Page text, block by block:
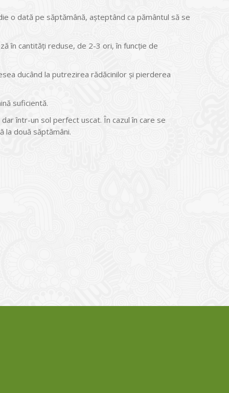
o dată pe săptămână, aşteptând ca pământul să se
în cantităţi reduse, de 2-3 ori, în funcţie de
ducând la putrezirea rădăcinilor şi pierderea
suficientă.
într-un sol perfect uscat. În cazul în care se
la două săptămâni.